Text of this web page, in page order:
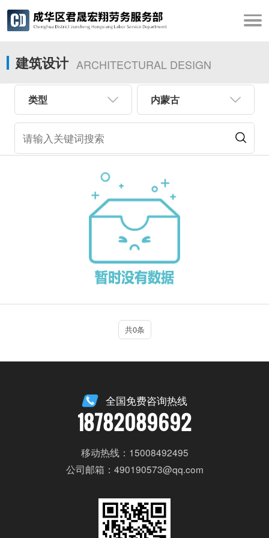
建筑设计 ARCHITECTURAL DESIGN
类型 内蒙古
共0条
全国免费咨询热线
18782089692
移动热线：15008492495
公司邮箱：490190573@qq.com